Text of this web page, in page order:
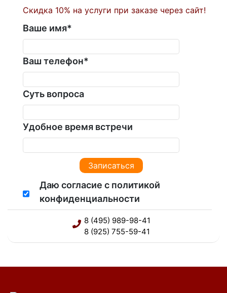
Скидка 10% на услуги при заказе через сайт!
Ваше имя*
Ваш телефон*
Суть вопроса
Удобное время встречи
Даю согласие с политикой
конфиденциальности
8 (495) 989-98-41
8 (925) 755-59-41